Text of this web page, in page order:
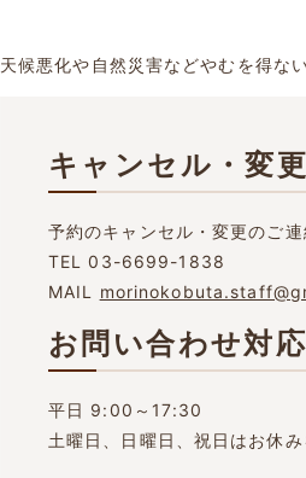
天候悪化や自然災害などやむを得な
キャンセル・変
予約のキャンセル・変更のご
TEL03-6699-1838
MAIL
お問い合わせ対
平日 9:00～17:30
土曜日、日曜日、祝日はお休